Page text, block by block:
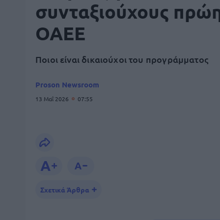
συνταξιούχους
ΟΑΕΕ
Ποιοι είναι δικαιούχοι του προγράμματος
Proson Newsroom
13 Μαΐ 2026 07:55
Σχετικά Άρθρα